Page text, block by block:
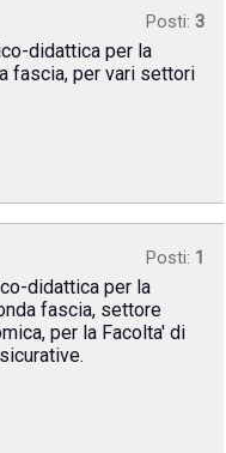
Posti: 3
didattica per la
fascia, per vari settori
Posti: 1
didattica per la
fascia, settore
per la Facolta' di